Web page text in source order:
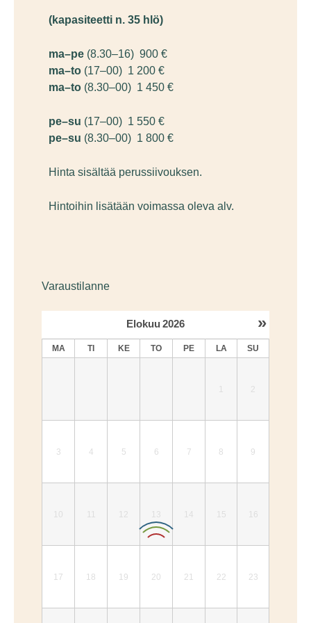
(kapasiteetti n. 35 hlö)
ma–pe (8.30–16) 900 €
ma–to (17–00) 1 200 €
ma–to (8.30–00) 1 450 €
pe–su (17–00) 1 550 €
pe–su (8.30–00) 1 800 €
Hinta sisältää perussiivouksen.
Hintoihin lisätään voimassa oleva alv.
Varaustilanne
»
Elokuu 2026
MA TI KE TO PE LA SU
1
3 4 5 6 7 8 9
10 11 12 13 14 15 16
17 18 19 20 21 22 23